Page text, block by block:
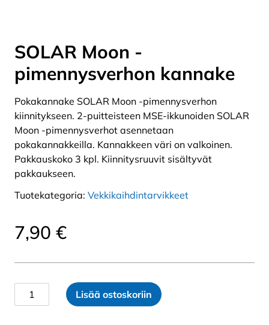
SOLAR Moon -
pimennysverhon kannake
Pokakannake SOLAR Moon -pimennysverhon
kiinnitykseen. 2-puitteisteen MSE-ikkunoiden SOLAR
Moon -pimennysverhot asennetaan
pokakannakkeilla. Kannakkeen väri on valkoinen.
Pakkauskoko 3 kpl. Kiinnitysruuvit sisältyvät
pakkaukseen.
Tuotekategoria: Vekkikaihdintarvikkeet
7,90 €
SOLAR
Moon
Lisää ostoskoriin